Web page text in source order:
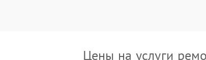
Цены на услуги